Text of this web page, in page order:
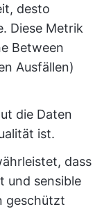
desto
Diese Metrik
Between
Ausfällen)
die Daten
ist.
dass
und sensible
geschützt